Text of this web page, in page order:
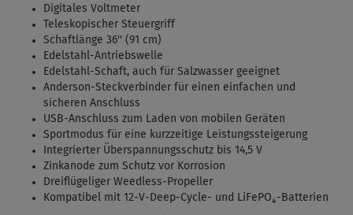
Digitales Voltmeter
Teleskopischer Steuergriff
Schaftlänge 36'' (91 cm)
Edelstahl-Antriebswelle
Edelstahl-Schaft, auch für Salzwasser geeignet
Anderson-Steckverbinder für einen einfachen und
sicheren Anschluss
USB-Anschluss zum Laden von mobilen Geräten
Sportmodus für eine kurzzeitige Leistungssteigerung
Integrierter Überspannungsschutz bis 14,5 V
Zinkanode zum Schutz vor Korrosion
Dreiflügeliger Weedless-Propeller
Kompatibel mit 12-V-Deep-Cycle- und LiFePO₄-Batterien